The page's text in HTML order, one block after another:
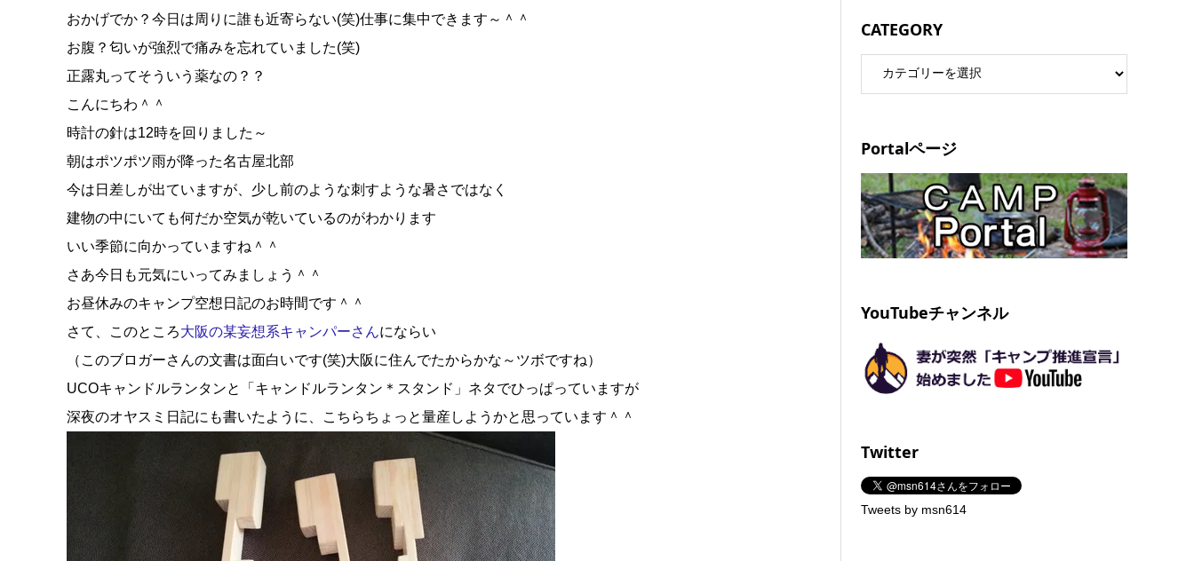
おかげでか？今日は周りに誰も近寄らない(笑)仕事に集中できます～＾＾
お腹？匂いが強烈で痛みを忘れていました(笑)
正露丸ってそういう薬なの？？
こんにちわ＾＾
時計の針は12時を回りました～
朝はポツポツ雨が降った名古屋北部
今は日差しが出ていますが、少し前のような刺すような暑さではなく
建物の中にいても何だか空気が乾いているのがわかります
いい季節に向かっていますね＾＾
さあ今日も元気にいってみましょう＾＾
お昼休みのキャンプ空想日記のお時間です＾＾
さて、このところ大阪の某妄想系キャンパーさんにならい
（このブロガーさんの文書は面白いです(笑)大阪に住んでたからかな～ツボですね）
UCOキャンドルランタンと「キャンドルランタン＊スタンド」ネタでひっぱっていますが
深夜のオヤスミ日記にも書いたように、こちらちょっと量産しようかと思っています＾＾
CATEGORY
Portalページ
YouTubeチャンネル
Twitter
Tweets by msn614